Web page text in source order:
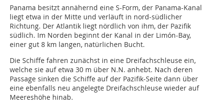
Panama besitzt annähernd eine S-Form, der Panama-Kanal
liegt etwa in der Mitte und verläuft in nord-südlicher
Richtung. Der Atlantik liegt nördlich von ihm, der Pazifik
südlich. Im Norden beginnt der Kanal in der Limón-Bay,
einer gut 8 km langen, natürlichen Bucht.
Die Schiffe fahren zunächst in eine Dreifachschleuse ein,
welche sie auf etwa 30 m über N.N. anhebt. Nach deren
Passage sinken die Schiffe auf der Pazifik-Seite dann über
eine ebenfalls neu angelegte Dreifachschleuse wieder auf
Meereshöhe hinab.